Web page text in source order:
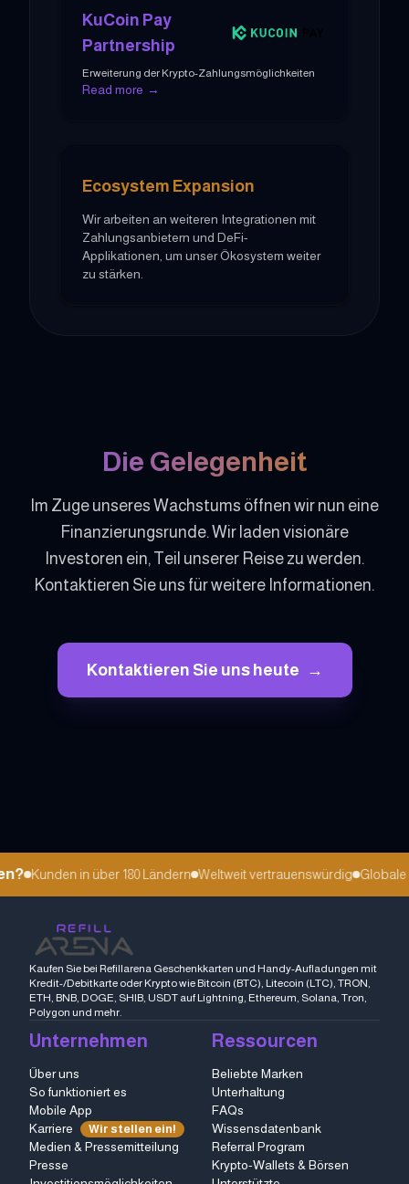
KuCoin Pay
Partnership
Erweiterung der Krypto-Zahlungsmöglichkeiten
Read more →
Ecosystem Expansion
Wir arbeiten an weiteren Integrationen mit
Zahlungsanbietern und DeFi-
Applikationen, um unser Ökosystem weiter
zu stärken.
Die Gelegenheit
Im Zuge unseres Wachstums öffnen wir nun eine
Finanzierungsrunde. Wir laden visionäre
Investoren ein, Teil unserer Reise zu werden.
Kontaktieren Sie uns für weitere Informationen.
Kontaktieren Sie uns heute →
Kunden in über 180 Ländern Weltweit vertrauenswürdig Globale
Kaufen Sie bei Refillarena Geschenkkarten und Handy-Aufladungen mit
Kredit-/Debitkarte oder Krypto wie Bitcoin (BTC), Litecoin (LTC), TRON,
ETH, BNB, DOGE, SHIB, USDT auf Lightning, Ethereum, Solana, Tron,
Polygon und mehr.
Unternehmen
Über uns
So funktioniert es
Mobile App
Karriere
Wir stellen ein!
Medien & Pressemitteilung
Presse
Ressourcen
Beliebte Marken
Unterhaltung
FAQs
Wissensdatenbank
Referral Program
Krypto-Wallets & Börsen